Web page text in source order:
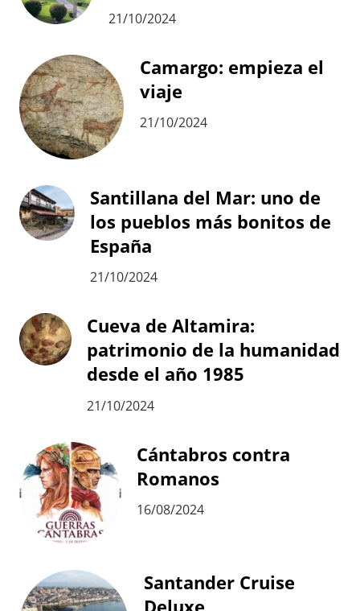
21/10/2024
Camargo: empieza el
viaje
21/10/2024
Santillana del Mar: uno de
los pueblos más bonitos de
España
21/10/2024
Cueva de Altamira:
patrimonio de la humanidad
desde el año 1985
21/10/2024
Cántabros contra
Romanos
16/08/2024
Santander Cruise
Deluxe